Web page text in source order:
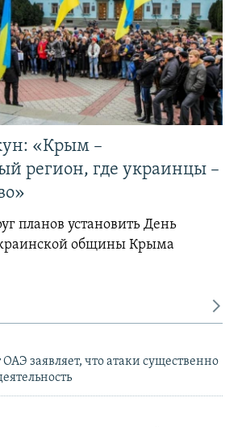
«Крым –
регион, где украинцы –
планов установить День
общины Крыма
заявляет, что атаки существенно